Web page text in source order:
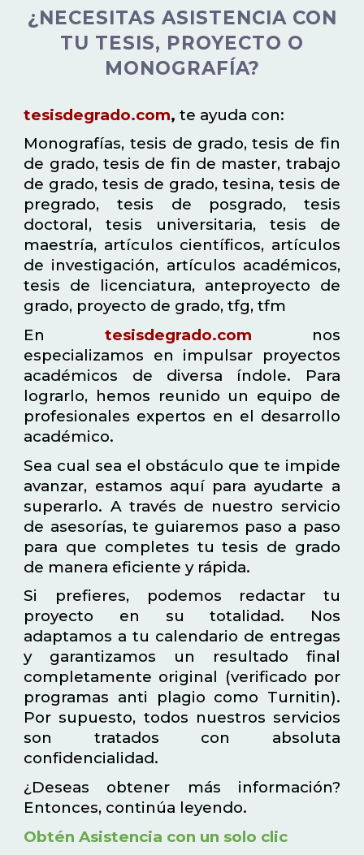
¿NECESITAS ASISTENCIA CON
TU TESIS, PROYECTO O
MONOGRAFÍA?
tesisdegrado.com, te ayuda con:
Monografías, tesis de grado, tesis de fin
de grado, tesis de fin de master, trabajo
de grado, tesis de grado, tesina, tesis de
pregrado, tesis de posgrado, tesis
doctoral, tesis universitaria, tesis de
maestría, artículos científicos, artículos
de investigación, artículos académicos,
tesis de licenciatura, anteproyecto de
grado, proyecto de grado, tfg, tfm
En tesisdegrado.com nos
especializamos en impulsar proyectos
académicos de diversa índole. Para
lograrlo, hemos reunido un equipo de
profesionales expertos en el desarrollo
académico.
Sea cual sea el obstáculo que te impide
avanzar, estamos aquí para ayudarte a
superarlo. A través de nuestro servicio
de asesorías, te guiaremos paso a paso
para que completes tu tesis de grado
de manera eficiente y rápida.
Si prefieres, podemos redactar tu
proyecto en su totalidad. Nos
adaptamos a tu calendario de entregas
y garantizamos un resultado final
completamente original (verificado por
programas anti plagio como Turnitin).
Por supuesto, todos nuestros servicios
son tratados con absoluta
confidencialidad.
¿Deseas obtener más información?
Entonces, continúa leyendo.
Obtén Asistencia con un solo clic